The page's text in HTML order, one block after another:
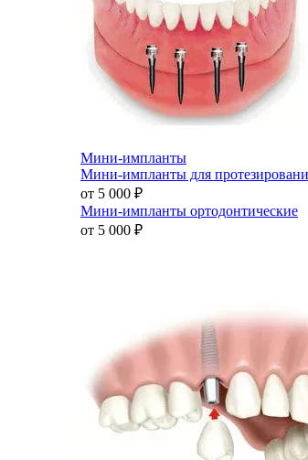
Мини-импланты
Мини-импланты для
от 5 000 ₽
Мини-импланты ортодонтические
от 5 000 ₽